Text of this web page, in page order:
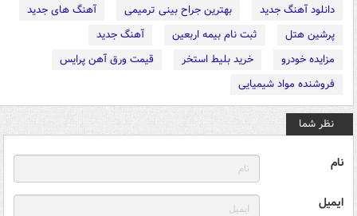
دانلود آهنگ جدید بهترین جراح بینی ترمیمی
آهنگ های جدید
پرشین هتل
ثبت نام بیمه اربعین
آهنگ جدید
مزایده خودرو
خرید بلیط استخر
قیمت ورق آهن پرایس
فروشنده مواد شیمیایی
نظر شما
نام
ایمیل